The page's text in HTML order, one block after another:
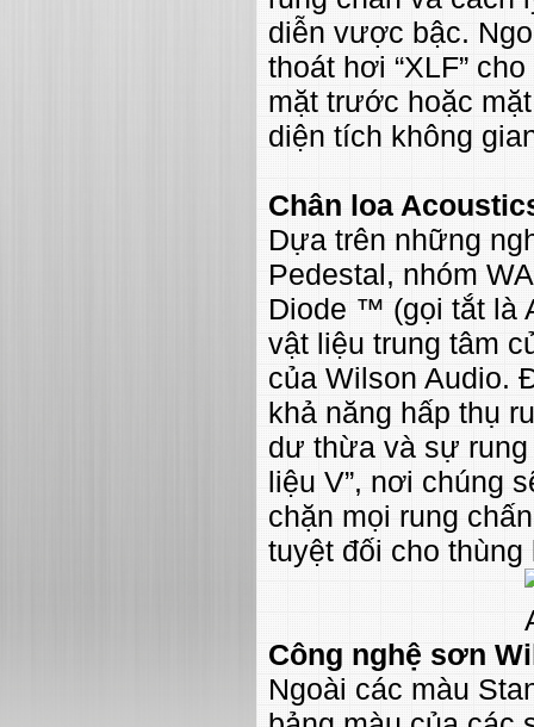
diễn vược bậc.
thoát hơi “XLF”
mặt trước hoặc
diện tích không
Chân loa
Dựa trên những
Pedestal, nhóm
Diode ™ (gọi tắt là
vật liệu trung tâm
của Wilson Audio.
khả năng hấp thụ
dư thừa và sự
liệu V”, nơi chúng
chặn mọi rung
tuyệt đối cho
Công nghệ sơn
Ngoài các màu